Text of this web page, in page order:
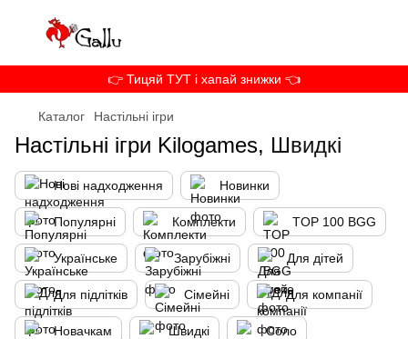
👉 Тицяй ТУТ і хапай знижки 👈
Каталог Настільні ігри
Настільні ігри Kilogames, Швидкі
Нові надходження Новинки
Популярні Комплекти TOP 100 BGG
Українське Зарубіжні Для дітей
Для підлітків Сімейні Для компанії
Новачкам Швидкі Соло